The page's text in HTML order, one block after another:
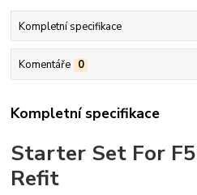
Kompletní specifikace
Komentáře 0
Kompletní specifikace
Starter Set For
Refit